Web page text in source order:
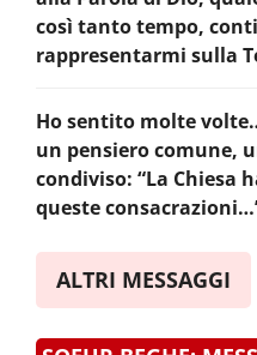
così tanto tempo,
rappresentarmi sulla
Ho sentito molte
un pensiero comune,
condiviso: “La Chiesa
queste
ALTRI MESSAGGI